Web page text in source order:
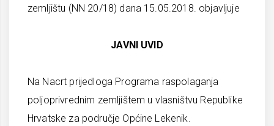
zemljištu (NN 20/18) dana 15.05.2018. objavljuje
JAVNI UVID
Na Nacrt prijedloga Programa raspolaganja
poljoprivrednim zemljištem u vlasništvu Republike
Hrvatske za područje Općine Lekenik.